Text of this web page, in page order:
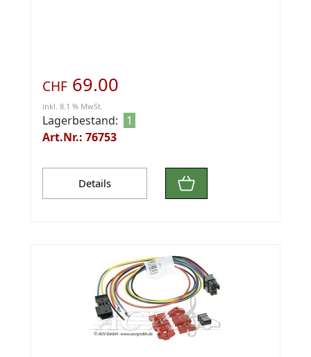
CHF 69.00
inkl. 8.1 % MwSt.
Lagerbestand:
1
Art.Nr.: 76753
Details